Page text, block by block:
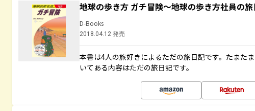
地球の歩き方 ガチ冒険～地球の歩き方社員の
D-Books
2018.04.12 発売
本書は4人の旅好きによるただの旅日記です。たまた
いてある内容はただの旅日記です。